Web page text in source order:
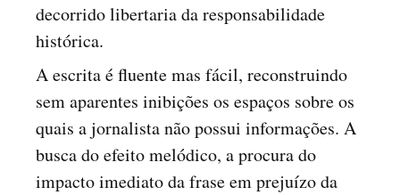
decorrido libertaria da responsabilidade
histórica.
A escrita é fluente mas fácil, reconstruindo
sem aparentes inibições os espaços sobre os
quais a jornalista não possui informações. A
busca do efeito melódico, a procura do
impacto imediato da frase em prejuízo da